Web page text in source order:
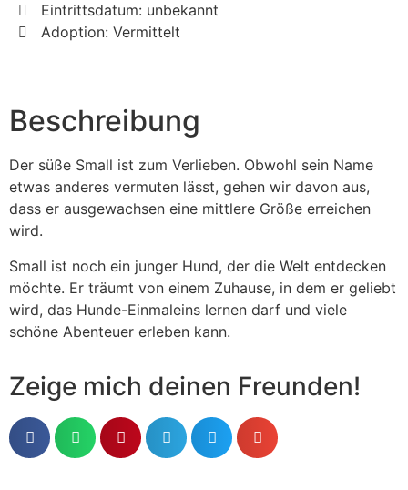
Eintrittsdatum: unbekannt
Adoption: Vermittelt
Beschreibung
Der süße Small ist zum Verlieben. Obwohl sein Name
etwas anderes vermuten lässt, gehen wir davon aus,
dass er ausgewachsen eine mittlere Größe erreichen
wird.
Small ist noch ein junger Hund, der die Welt entdecken
möchte. Er träumt von einem Zuhause, in dem er geliebt
wird, das Hunde-Einmaleins lernen darf und viele
schöne Abenteuer erleben kann.
Zeige mich deinen Freunden!